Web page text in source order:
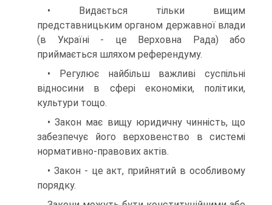
• Видається тільки вищим
представницьким органом державної влади
(в Україні - це Верховна Рада) або
приймається шляхом референдуму.
• Регулює найбільш важливі суспільні
відносини в сфері економіки, політики,
культури тощо.
• Закон має вищу юридичну чинність, що
забезпечує його верховенство в системі
нормативно-правових актів.
• Закон - це акт, прийнятий в особливому
порядку.